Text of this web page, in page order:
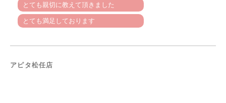
とても親切に教えて頂きました
とても満足しております
アピタ松任店